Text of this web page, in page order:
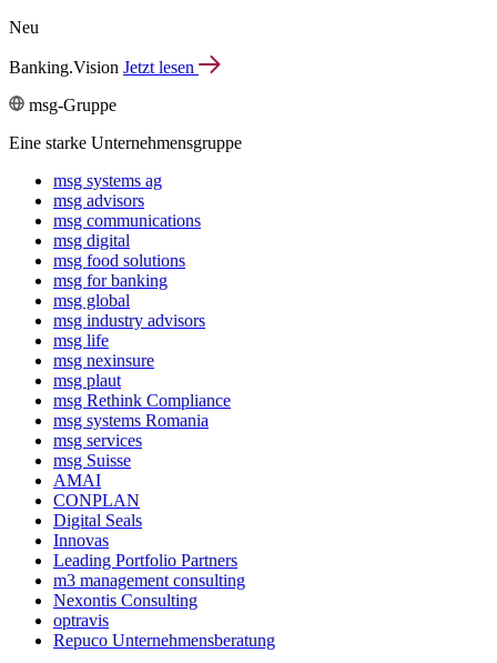
Neu
Banking.Vision Jetzt lesen
msg-Gruppe
Eine starke Unternehmensgruppe
msg systems ag
msg advisors
msg commu­ni­ca­tions
msg digital
msg food solutions
msg for banking
msg global
msg industry advisors
msg life
msg nexinsure
msg plaut
msg Rethink Compli­ance
msg systems Romania
msg services
msg Suisse
AMAI
CONPLAN
Digital Seals
Innovas
Leading Port­folio Partners
m3 manage­ment consul­ting
Nexontis Consulting
optravis
Repuco Unternehmensberatung